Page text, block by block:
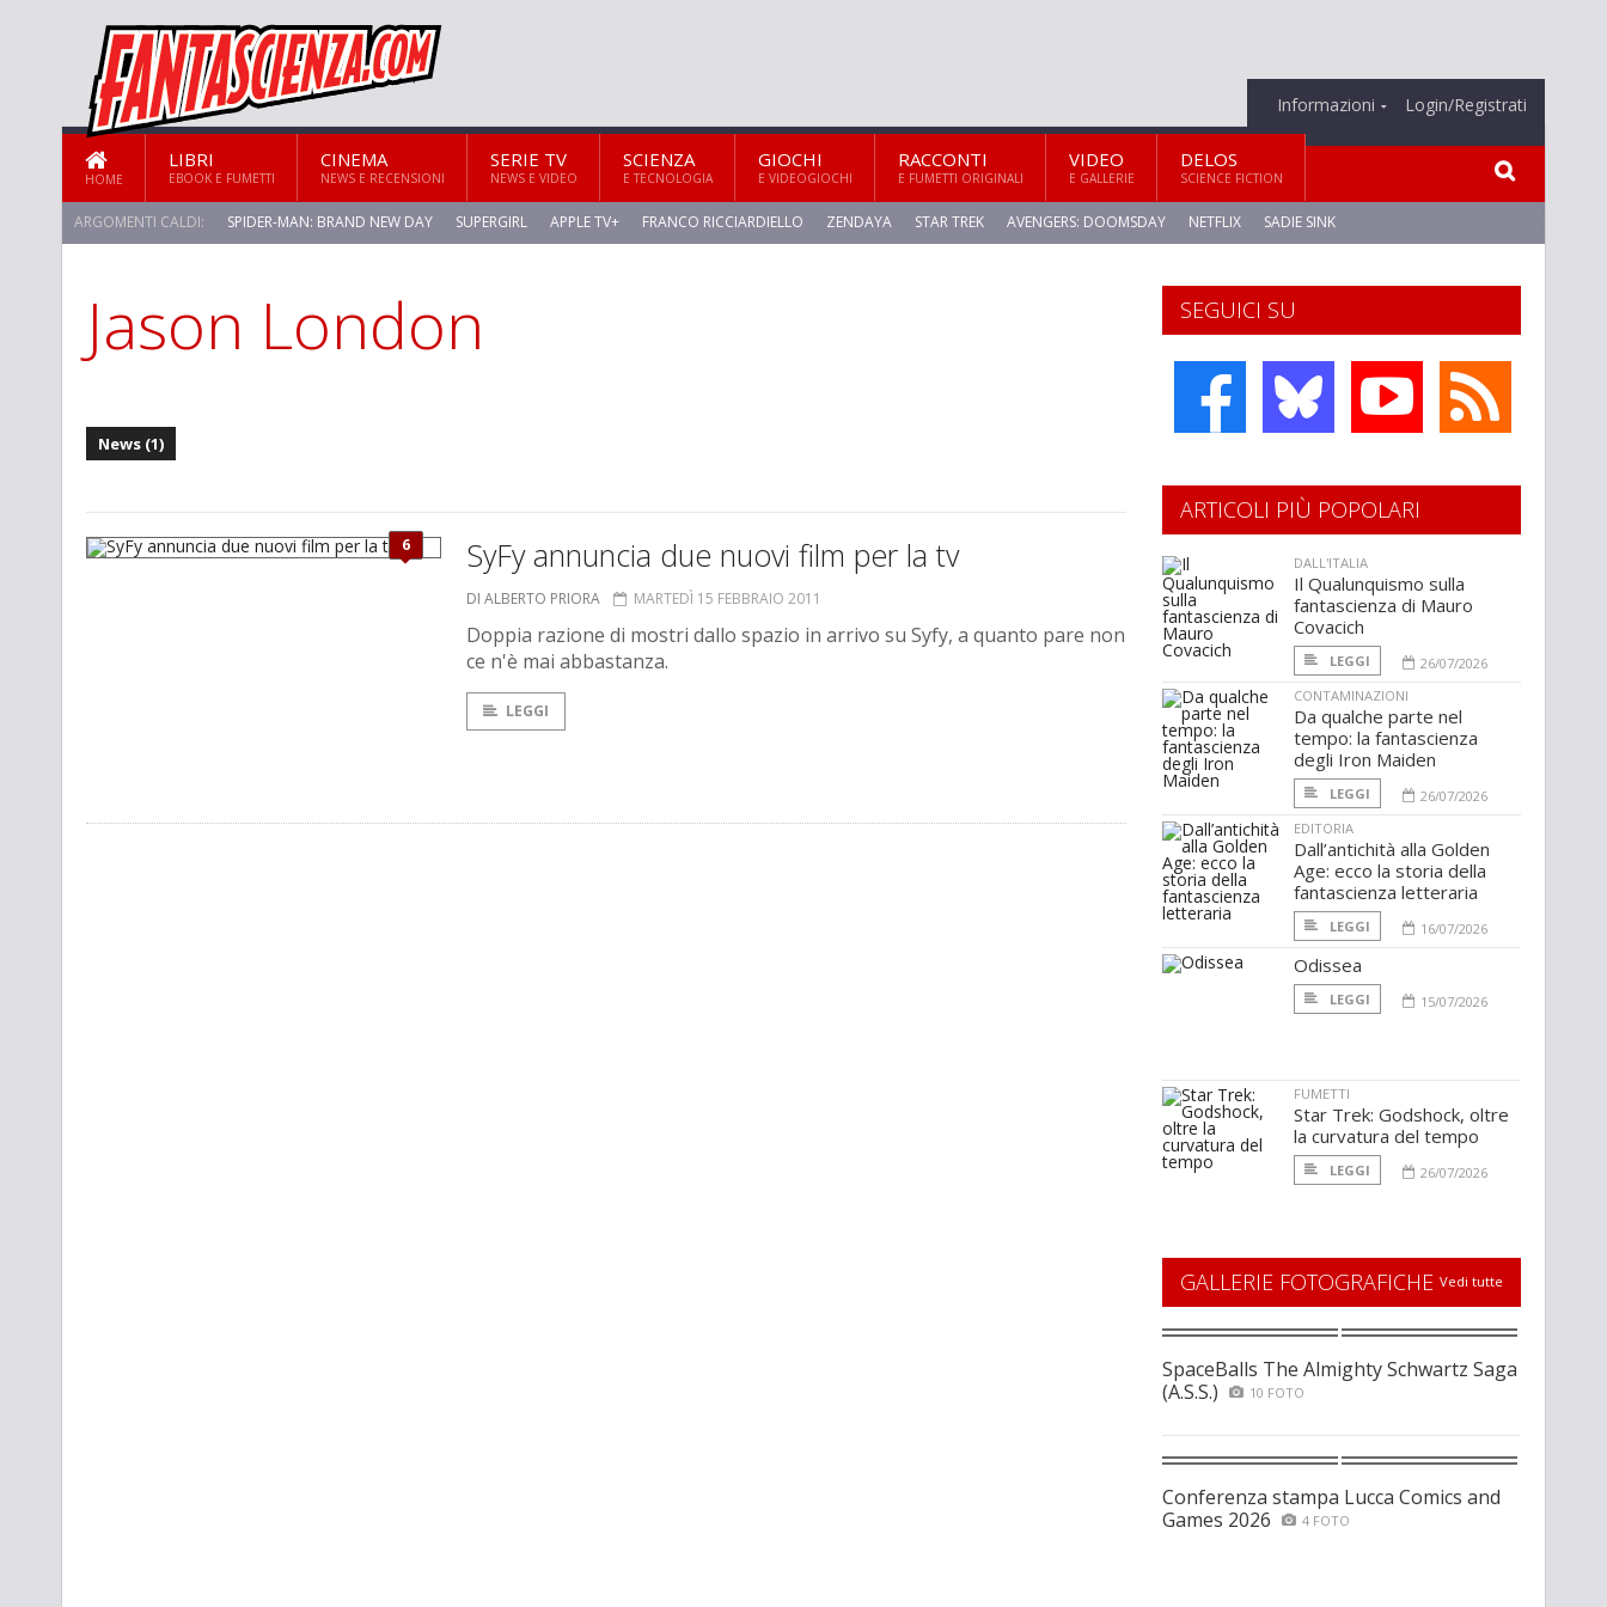
Informazioni Login/Registrati
HOME
LIBRI
EBOOK E FUMETTI
CINEMA
NEWS E RECENSIONI
SERIE TV
NEWS E VIDEO
SCIENZA
E TECNOLOGIA
GIOCHI
E VIDEOGIOCHI
RACCONTI
E FUMETTI ORIGINALI
VIDEO
E GALLERIE
DELOS
SCIENCE FICTION
ARGOMENTI CALDI: SPIDER-MAN: BRAND NEW DAY SUPERGIRL APPLE TV+ FRANCO RICCIARDIELLO ZENDAYA STAR TREK AVENGERS: DOOMSDAY NETFLIX SADIE SINK
Jason London
News (1)
6 SyFy annuncia due nuovi film per la tv
DI ALBERTO PRIORA MARTEDÌ 15 FEBBRAIO 2011
Doppia razione di mostri dallo spazio in arrivo su Syfy, a quanto pare non
ce n'è mai abbastanza.
LEGGI
SEGUICI SU
ARTICOLI PIÙ POPOLARI
DALL'ITALIA
Il Qualunquismo sulla
fantascienza di Mauro
Covacich
LEGGI
26/07/2026
CONTAMINAZIONI
Da qualche parte nel
tempo: la fantascienza
degli Iron Maiden
LEGGI
26/07/2026
EDITORIA
Dall’antichità alla Golden
Age: ecco la storia della
fantascienza letteraria
LEGGI 16/07/2026
Odissea
LEGGI 15/07/2026
FUMETTI
Star Trek: Godshock, oltre
la curvatura del tempo
LEGGI 26/07/2026
GALLERIE FOTOGRAFICHE Vedi tutte
SpaceBalls The Almighty Schwartz Saga
(A.S.S.)
10 FOTO
Conferenza stampa Lucca Comics and
Games 2026
4 FOTO